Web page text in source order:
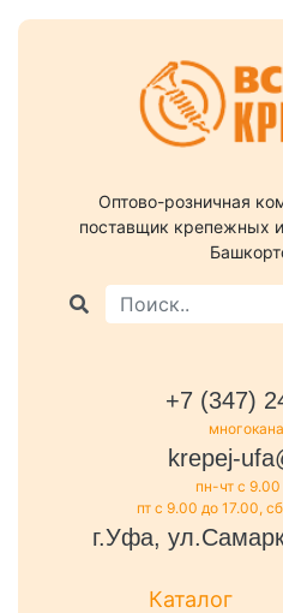
Оптово-розничная
поставщик крепежных
+7 (347)
krepej-
пн-чт с
пт с 9.00 до 17.00,
г.Уфа,
Каталог